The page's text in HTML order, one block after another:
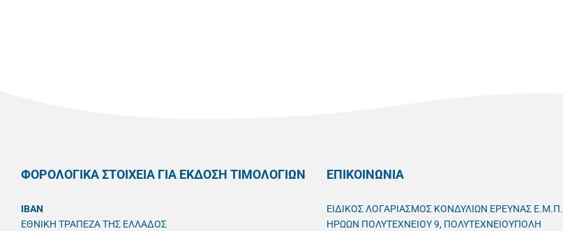
ΦΟΡΟΛΟΓΙΚΑ ΣΤΟΙΧΕΙΑ ΓΙΑ ΕΚΔΟΣΗ ΤΙΜΟΛΟΓΙΩΝ
IBAN
ΕΘΝΙΚΗ ΤΡΑΠΕΖΑ ΤΗΣ ΕΛΛΑΔΟΣ
ΕΠΙΚΟΙΝΩΝΙΑ
ΕΙΔΙΚΟΣ ΛΟΓΑΡΙΑΣΜΟΣ ΚΟΝΔΥΛΙΩΝ ΕΡΕΥΝΑΣ Ε.Μ.Π.
ΗΡΩΩΝ ΠΟΛΥΤΕΧΝΕΙΟΥ 9, ΠΟΛΥΤΕΧΝΕΙΟΥΠΟΛΗ